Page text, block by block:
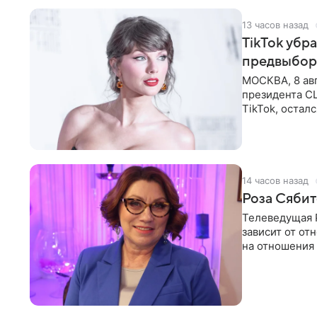
13 часов назад
TikTok
МОСКВА, 8
президента
TikTok,
14 часов назад
Роза
Телеведущая
зависит от
на